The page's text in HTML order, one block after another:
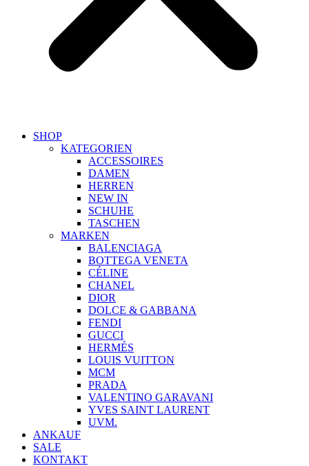
SHOP
KATEGORIEN
ACCESSOIRES
DAMEN
HERREN
NEW IN
SCHUHE
TASCHEN
MARKEN
BALENCIAGA
BOTTEGA VENETA
CÉLINE
CHANEL
DIOR
DOLCE & GABBANA
FENDI
GUCCI
HERMÉS
LOUIS VUITTON
MCM
PRADA
VALENTINO GARAVANI
YVES SAINT LAURENT
UVM.
ANKAUF
SALE
KONTAKT